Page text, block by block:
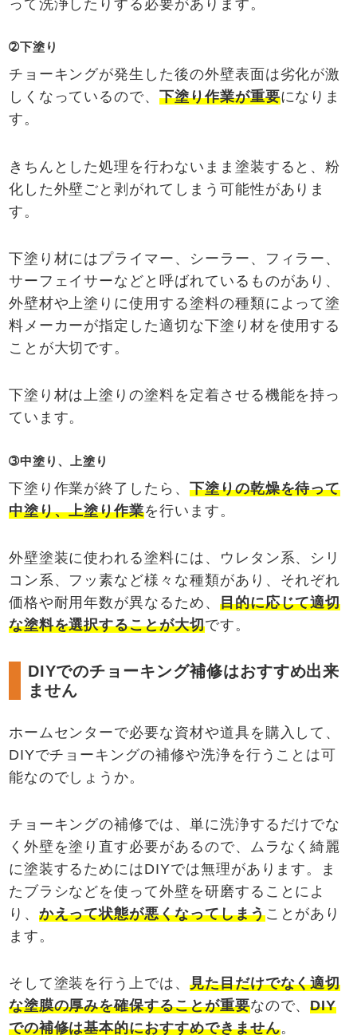
って洗浄したりする必要があります。
➁下塗り
チョーキングが発生した後の外壁表面は劣化が激
しくなっているので、下塗り作業が重要になりま
す。
きちんとした処理を行わないまま塗装すると、粉
化した外壁ごと剥がれてしまう可能性がありま
す。
下塗り材にはプライマー、シーラー、フィラー、
サーフェイサーなどと呼ばれているものがあり、
外壁材や上塗りに使用する塗料の種類によって塗
料メーカーが指定した適切な下塗り材を使用する
ことが大切です。
下塗り材は上塗りの塗料を定着させる機能を持っ
ています。
➂中塗り、上塗り
下塗り作業が終了したら、 下塗りの乾燥を待って
中塗り、上塗り作業を行います。
外壁塗装に使われる塗料には、ウレタン系、シリ
コン系、フッ素など様々な種類があり、それぞれ
価格や耐用年数が異なるため、 目的に応じて適切
な塗料を選択することが大切です。
DIYでのチョーキング補修はおすすめ出来
ません
ホームセンターで必要な資材や道具を購入して、
DIYでチョーキングの補修や洗浄を行うことは可
能なのでしょうか。
チョーキングの補修では、単に洗浄するだけでな
く外壁を塗り直す必要があるので、ムラなく綺麗
に塗装するためにはDIYでは無理があります。ま
たブラシなどを使って外壁を研磨することによ
り、 かえって状態が悪くなってしまうことがあり
ます。
そして塗装を行う上では、 見た目だけでなく適切
な塗膜の厚みを確保することが重要なので、DIY
での補修は基本的におすすめできません。